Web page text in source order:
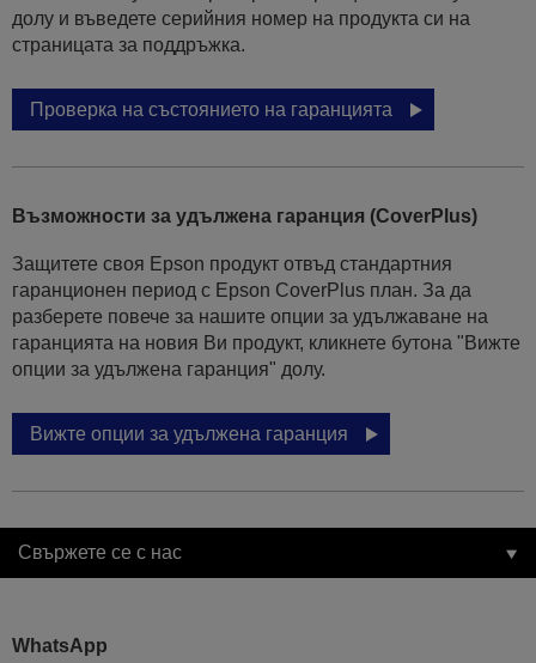
долу и въведете серийния номер на продукта си на
страницата за поддръжка.
Проверка на състоянието на гаранцията
Възможности за удължена гаранция (CoverPlus)
Защитете своя Epson продукт отвъд стандартния
гаранционен период с Epson CoverPlus план. За да
разберете повече за нашите опции за удължаване на
гаранцията на новия Ви продукт, кликнете бутона "Вижте
опции за удължена гаранция" долу.
Вижте опции за удължена гаранция
Свържете се с нас
WhatsApp